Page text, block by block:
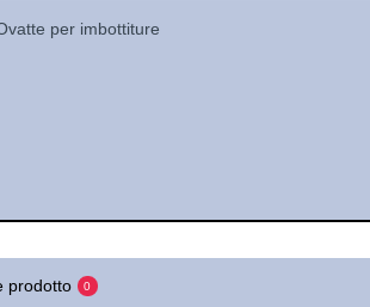
per imbottiture
prodotto 0